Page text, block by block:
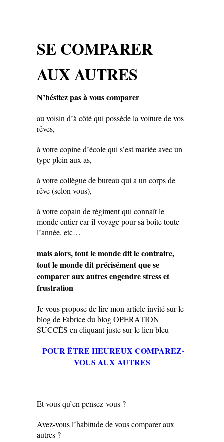
SE COMPARER
AUX AUTRES
N’hésitez pas à vous comparer
au voisin d’à côté qui possède la voiture de vos
rêves,
à votre copine d’école qui s’est mariée avec un
type plein aux as,
à votre collègue de bureau qui a un corps de
rêve (selon vous),
à votre copain de régiment qui connaît le
monde entier car il voyage pour sa boîte toute
l’année, etc…
mais alors, tout le monde dit le contraire,
tout le monde dit précisément que se
comparer aux autres engendre stress et
frustration
Je vous propose de lire mon article invité sur le
blog de Fabrice du blog OPERATION
SUCCÈS en cliquant juste sur le lien bleu
POUR ÊTRE HEUREUX COMPAREZ-
VOUS AUX AUTRES
Et vous qu’en pensez-vous ?
Avez-vous l’habitude de vous comparer aux
autres ?